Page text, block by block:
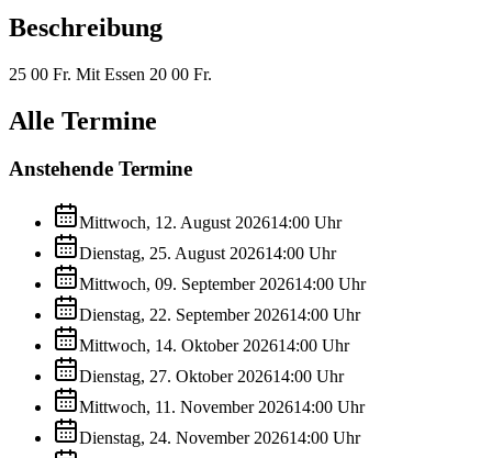
Beschreibung
25 00 Fr. Mit Essen 20 00 Fr.
Alle Termine
Anstehende Termine
Mittwoch, 12. August 202614:00 Uhr
Dienstag, 25. August 202614:00 Uhr
Mittwoch, 09. September 202614:00 Uhr
Dienstag, 22. September 202614:00 Uhr
Mittwoch, 14. Oktober 202614:00 Uhr
Dienstag, 27. Oktober 202614:00 Uhr
Mittwoch, 11. November 202614:00 Uhr
Dienstag, 24. November 202614:00 Uhr